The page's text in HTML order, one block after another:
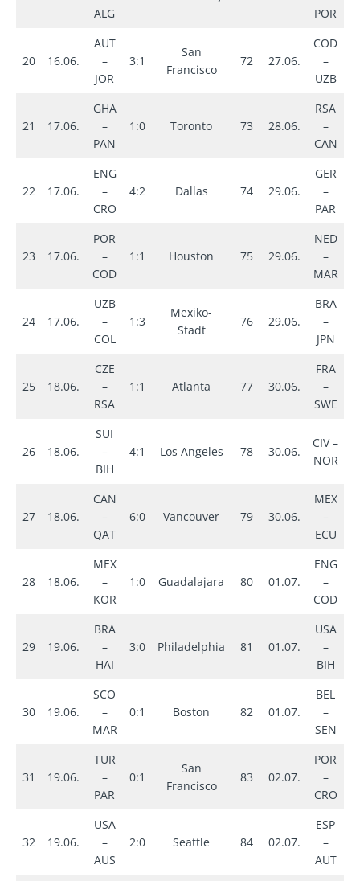
ALG
POR
20 16.06.
AUT
–
JOR
3:1
San
Francisco
72 27.06.
COD
–
UZB
21 17.06.
GHA
–
PAN
1:0 Toronto 73 28.06.
RSA
–
CAN
22 17.06.
ENG
–
CRO
4:2 Dallas 74 29.06.
GER
–
PAR
23 17.06.
POR
–
COD
1:1 Houston 75 29.06.
NED
–
MAR
24 17.06.
UZB
–
COL
1:3
Mexiko-
Stadt
76 29.06.
BRA
–
JPN
25 18.06.
CZE
–
RSA
1:1 Atlanta 77 30.06.
FRA
–
SWE
26 18.06.
SUI
–
BIH
4:1 Los Angeles 78 30.06.
CIV –
NOR
27 18.06.
CAN
–
QAT
6:0 Vancouver 79 30.06.
MEX
–
ECU
28 18.06.
MEX
–
KOR
1:0 Guadalajara 80 01.07.
ENG
–
COD
29 19.06.
BRA
–
HAI
3:0 Philadelphia 81 01.07.
USA
–
BIH
30 19.06.
SCO
–
MAR
0:1 Boston 82 01.07.
BEL
–
SEN
31 19.06.
TUR
–
PAR
0:1
San
Francisco
83 02.07.
POR
–
CRO
32 19.06.
USA
–
AUS
2:0 Seattle 84 02.07.
ESP
–
AUT